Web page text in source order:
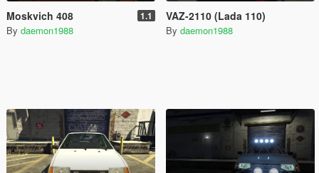
Moskvich 408 1.1
By daemon1988
VAZ-2110 (Lada 110)
By daemon1988